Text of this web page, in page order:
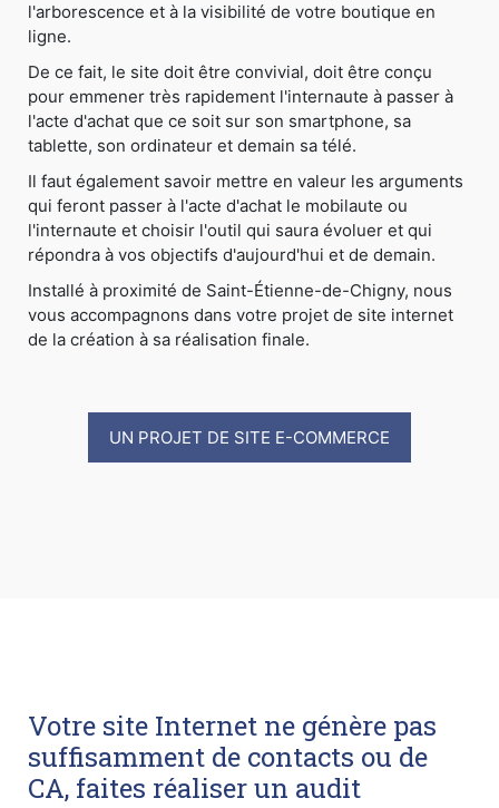
l'arborescence et à la visibilité de votre boutique en
ligne.
De ce fait, le site doit être convivial, doit être conçu
pour emmener très rapidement l'internaute à passer à
l'acte d'achat que ce soit sur son smartphone, sa
tablette, son ordinateur et demain sa télé.
Il faut également savoir mettre en valeur les arguments
qui feront passer à l'acte d'achat le mobilaute ou
l'internaute et choisir l'outil qui saura évoluer et qui
répondra à vos objectifs d'aujourd'hui et de demain.
Installé à proximité de Saint-Étienne-de-Chigny, nous
vous accompagnons dans votre projet de site internet
de la création à sa réalisation finale.
UN PROJET DE SITE E-COMMERCE
Votre site Internet ne génère pas
suffisamment de contacts ou de
CA, faites réaliser un audit